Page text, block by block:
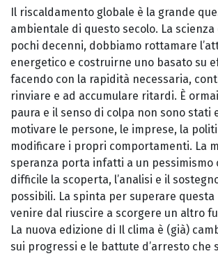
Il riscaldamento globale è la grande
ambientale di questo secolo. La
pochi decenni, dobbiamo rottamare
energetico e costruirne uno basato su
facendo con la rapidità necessaria,
rinviare e ad accumulare ritardi. È
paura e il senso di colpa non sono stati
motivare le persone, le imprese, la
modificare i propri comportamenti. La
speranza porta infatti a un pessimismo
difficile la scoperta, l’analisi e il
possibili. La spinta per superare questa
venire dal riuscire a scorgere un altro
La nuova edizione di Il clima è (già)
sui progressi e le battute d’arresto che